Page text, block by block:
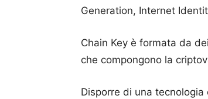
Generation, Internet
Chain Key è formata da
che compongono la
Disporre di una